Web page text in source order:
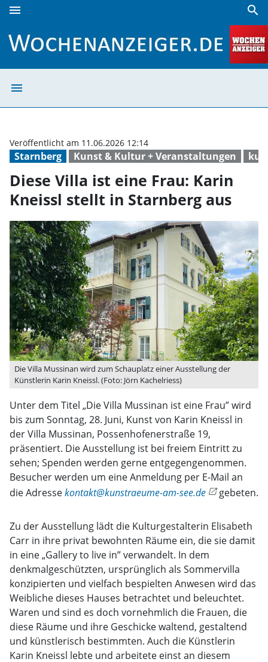
menu search
menu
Starnberg Kunst & Kultur + Veranstaltungen
Veröffentlicht am 11.06.2026 12:14
Diese Villa ist eine Frau: Karin
Kneissl stellt in Starnberg aus
Die Villa Mussinan wird zum Schauplatz einer Ausstellung der
Künstlerin Karin Kneissl. (Foto: Jörn Kachelriess)
Unter dem Titel „Die Villa Mussinan ist eine Frau” wird
bis zum Sonntag, 28. Juni, Kunst von Karin Kneissl in
der Villa Mussinan, Possenhofenerstraße 19,
präsentiert. Die Ausstellung ist bei freiem Eintritt zu
sehen; Spenden werden gerne entgegengenommen.
Besucher werden um eine Anmeldung per E-Mail an
die Adressekontakt@kunstraeume-am-see.de gebeten.
Zu der Ausstellung lädt die Kulturgestalterin Elisabeth
Carr in ihre privat bewohnten Räume ein, die sie damit
in eine „Gallery to live in” verwandelt. In dem
denkmalgeschützten, ursprünglich als Sommervilla
konzipierten und vielfach bespielten Anwesen wird das
Weibliche dieses Hauses betrachtet und beleuchtet.
Waren und sind es doch vornehmlich die Frauen, die
diese Räume und ihre Geschicke waltend, gestaltend
und künstlerisch bestimmten. Auch die Künstlerin
Karin Kneissl lebte und arbeitete einst an diesem